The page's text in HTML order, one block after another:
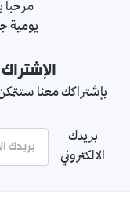
مرحبا
يومية
بإشتراكك معنا
بريدك
الالكتروني